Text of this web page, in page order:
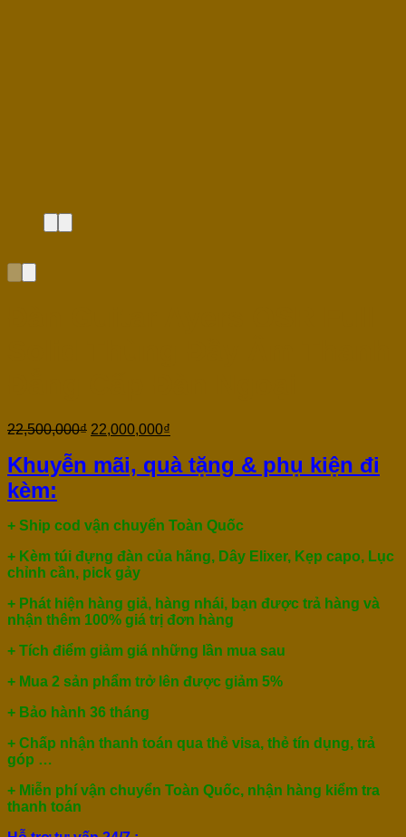
22,500,000₫ 22,000,000₫
Khuyễn mãi, quà tặng & phụ kiện đi
kèm:
+ Ship cod vận chuyển Toàn Quốc
+ Kèm túi đựng đàn của hãng, Dây Elixer, Kẹp capo, Lục
chỉnh cần, pick gảy
+ Phát hiện hàng giả, hàng nhái, bạn được trả hàng và
nhận thêm 100% giá trị đơn hàng
+ Tích điểm giảm giá những lần mua sau
+ Mua 2 sản phẩm trở lên được giảm 5%
+ Bảo hành 36 tháng
+ Chấp nhận thanh toán qua thẻ visa, thẻ tín dụng, trả
góp …
+ Miễn phí vận chuyển Toàn Quốc, nhận hàng kiểm tra
thanh toán